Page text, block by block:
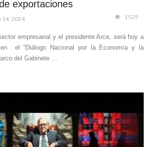
exportaciones
14, 2024 1529
empresarial y el presidente Arce, será hoy a
el “Diálogo Nacional por la Economía y la
del Gabinete ...